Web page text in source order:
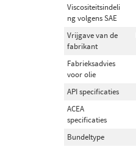
Viscositeitsindeli
ng volgens SAE
Vrijgave van de
fabrikant
Fabrieksadvies
voor olie
API specificaties
ACEA
specificaties
Bundeltype